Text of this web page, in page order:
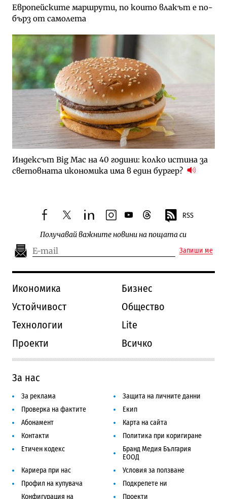
Европейските маршрути, по които влакът е по-
бърз от самолета
Индексът Big Mac на 40 години: колко истина за
световната икономика има в един бургер?
facebooktwitterlinkedininstagram
youtubethreads RSS
Получавай важните новини на пощата си
Запиши ме
Икономика
Бизнес
Устойчивост
Общество
Технологии
Lite
Проекти
Всичко
За нас
За реклама
Защита на личните данни
Проверка на фактите
Екип
Абонамент
Карта на сайта
Контакти
Политика при коригиране
Етичен кодекс
Бранд Медия България
ЕООД
Кариера при нас
Условия за ползване
Профил на купувача
Подкрепете ни
Конфигурация на
Проекти